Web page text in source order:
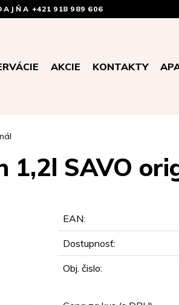
+421 918 989 606
AKCIE KONTAKTY
1,2l SAVO
EAN:
Dostupnosť:
Obj. čislo: